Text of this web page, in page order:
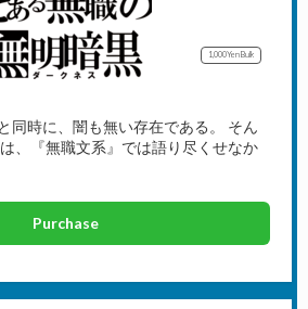
1,000YenBulk
同時に、闇も無い存在である。 そん
、『無職文系』では語り尽くせなか
Purchase